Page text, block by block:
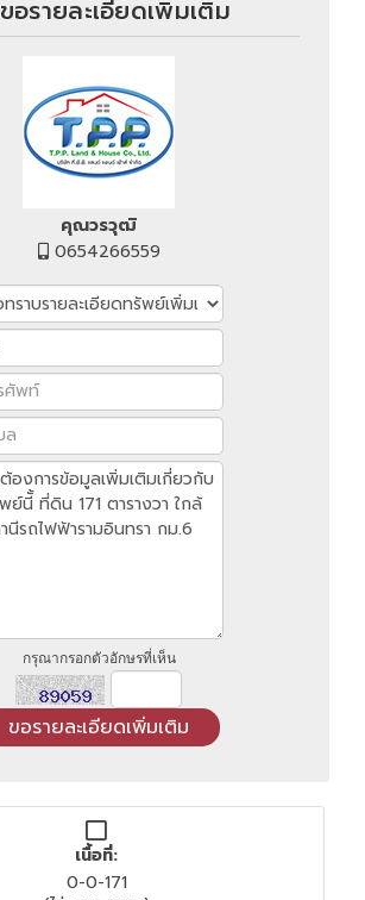
ขอรายละเอียดเพิ่มเติม
คุณวรวุฒิ
0654266559
กรุณากรอกตัวอักษรที่เห็น
เนื้อที่:
0-0-171